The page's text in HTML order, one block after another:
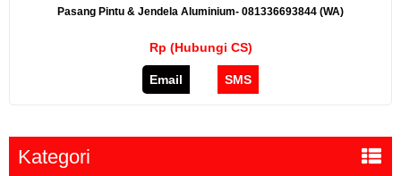
Pasang Pintu & Jendela Aluminium- 081336693844 (WA)
Rp (Hubungi CS)
Email SMS
Kategori